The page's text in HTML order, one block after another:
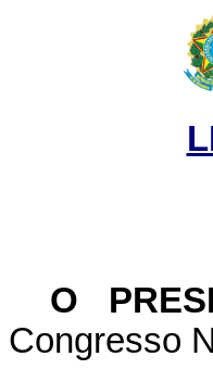
O
Congresso